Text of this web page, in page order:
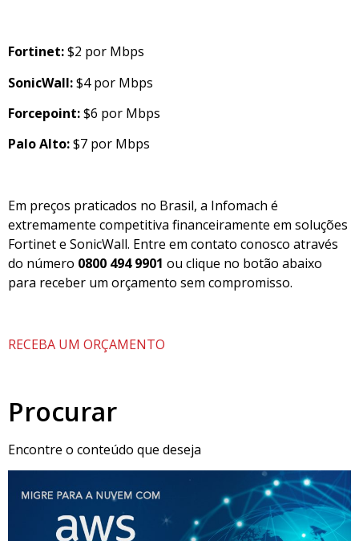
Fortinet:$2 por Mbps
SonicWall:$4 por Mbps
Forcepoint:$6 por Mbps
Palo Alto:$7 por Mbps
Em preços praticados no Brasil, a Infomach é
extremamente competitiva financeiramente em soluções
Fortinet e SonicWall. Entre em contato conosco através
do número 0800 494 9901 ou clique no botão abaixo
para receber um orçamento sem compromisso.
RECEBA UM ORÇAMENTO
Procurar
Encontre o conteúdo que deseja